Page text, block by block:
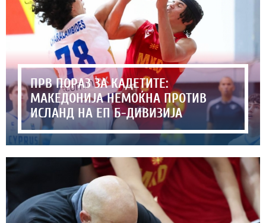
ПРВ ПОРАЗ ЗА КАДЕТИТЕ:
МАКЕДОНИЈА НЕМОЌНА ПРОТИВ
ИСЛАНД НА ЕП Б-ДИВИЗИЈА